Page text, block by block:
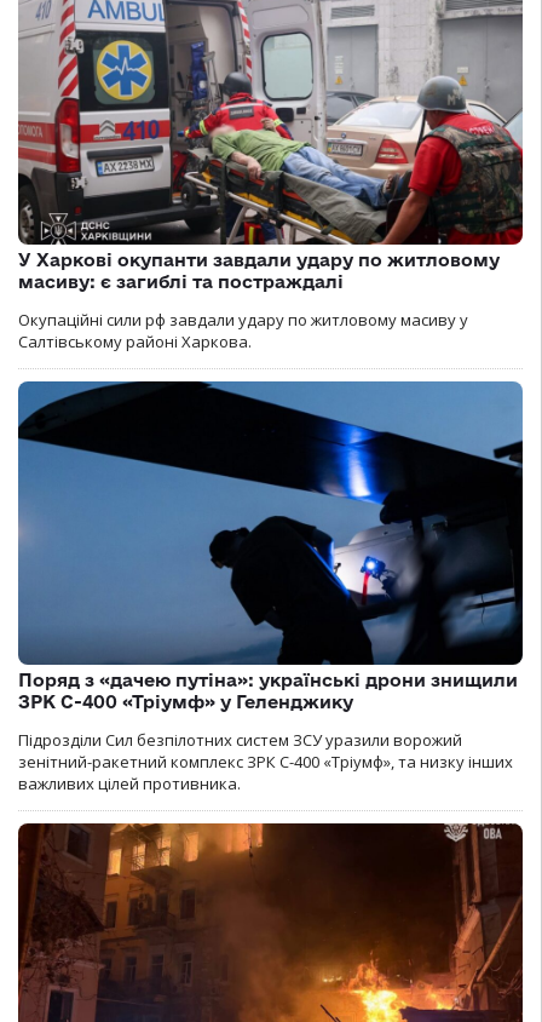
У Харкові окупанти завдали удару по житловому
масиву: є загиблі та постраждалі
Окупаційні сили рф завдали удару по житловому масиву у
Салтівському районі Харкова.
Поряд з «дачею путіна»: українські дрони знищили
ЗРК С-400 «Тріумф» у Геленджику
Підрозділи Сил безпілотних систем ЗСУ уразили ворожий
зенітний-ракетний комплекс ЗРК С-400 «Тріумф», та низку інших
важливих цілей противника.